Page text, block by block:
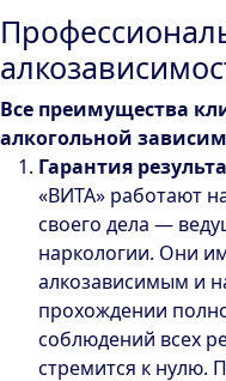
Все преимущества
алкогольной
Гарантия
«ВИТА» работают
своего дела —
наркологии. Они
алкозависимым и
прохождении
соблюдений всех
стремится к нулю.